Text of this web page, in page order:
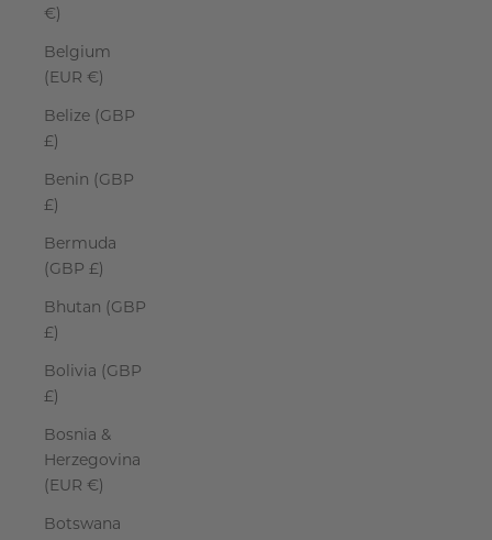
€)
Belgium
(EUR €)
Belize (GBP
£)
Benin (GBP
£)
Bermuda
(GBP £)
Bhutan (GBP
£)
Bolivia (GBP
£)
Bosnia &
Herzegovina
(EUR €)
Botswana